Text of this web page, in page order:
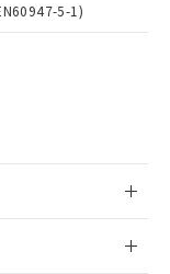
5-1)
当社にご
）
証明す
明する
テル類４